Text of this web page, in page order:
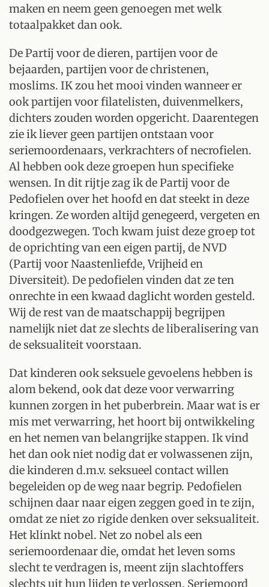
maken en neem geen genoegen met welk
totaalpakket dan ook.
De Partij voor de dieren, partijen voor de
bejaarden, partijen voor de christenen,
moslims. IK zou het mooi vinden wanneer er
ook partijen voor filatelisten, duivenmelkers,
dichters zouden worden opgericht. Daarentegen
zie ik liever geen partijen ontstaan voor
seriemoordenaars, verkrachters of necrofielen.
Al hebben ook deze groepen hun specifieke
wensen. In dit rijtje zag ik de Partij voor de
Pedofielen over het hoofd en dat steekt in deze
kringen. Ze worden altijd genegeerd, vergeten en
doodgezwegen. Toch kwam juist deze groep tot
de oprichting van een eigen partij, de NVD
(Partij voor Naastenliefde, Vrijheid en
Diversiteit). De pedofielen vinden dat ze ten
onrechte in een kwaad daglicht worden gesteld.
Wij de rest van de maatschappij begrijpen
namelijk niet dat ze slechts de liberalisering van
de seksualiteit voorstaan.
Dat kinderen ook seksuele gevoelens hebben is
alom bekend, ook dat deze voor verwarring
kunnen zorgen in het puberbrein. Maar wat is er
mis met verwarring, het hoort bij ontwikkeling
en het nemen van belangrijke stappen. Ik vind
het dan ook niet nodig dat er volwassenen zijn,
die kinderen d.m.v. seksueel contact willen
begeleiden op de weg naar begrip. Pedofielen
schijnen daar naar eigen zeggen goed in te zijn,
omdat ze niet zo rigide denken over seksualiteit.
Het klinkt nobel. Net zo nobel als een
seriemoordenaar die, omdat het leven soms
slecht te verdragen is, meent zijn slachtoffers
slechts uit hun lijden te verlossen. Seriemoord